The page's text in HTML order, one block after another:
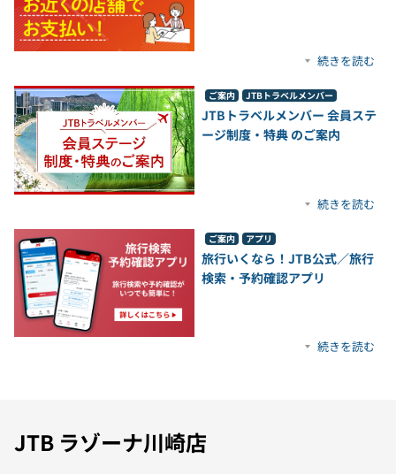
続きを読む
ご案内 JTBトラベルメンバー
JTBトラベルメンバー 会員ステ
ージ制度・特典 のご案内
続きを読む
ご案内 アプリ
旅行いくなら！JTB公式／旅行
検索・予約確認アプリ
続きを読む
JTB ラゾーナ川崎店